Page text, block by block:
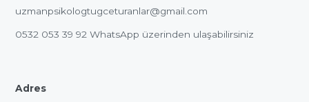
uzmanpsikologtugceturanlar@gmail.com
0532 053 39 92 WhatsApp üzerinden ulaşabilirsiniz
Adres